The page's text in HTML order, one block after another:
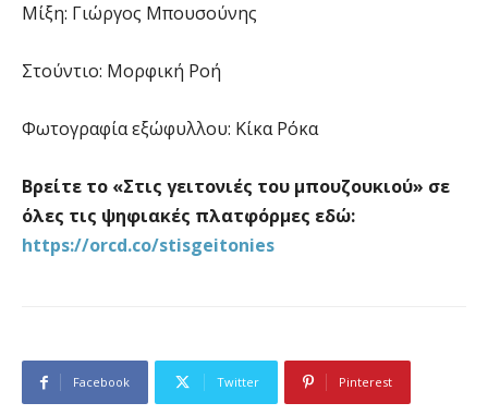
Μίξη: Γιώργος Μπουσούνης
Στούντιο: Μορφική Ροή
Φωτογραφία εξώφυλλου: Κίκα Ρόκα
Βρείτε το «Στις γειτονιές του μπουζουκιού» σε
όλες τις ψηφιακές πλατφόρμες εδώ:
https://orcd.co/stisgeitonies
Facebook Twitter Pinterest